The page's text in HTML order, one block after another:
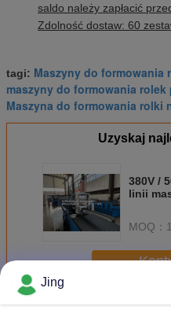
saldo należy zapłacić
Zdolność dostaw: 60
tagi: Maszyny do formowania
maszyny do formowania rolek
Maszyna do formowania rolki
Uzyskaj
380V /
linii
MOQ： 1
JeszczeZimny Rolka
Jing